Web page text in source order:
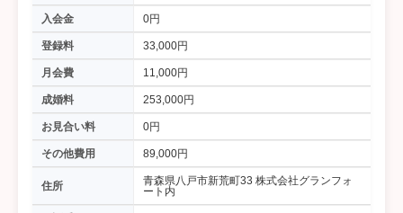
入会金 0円
登録料 33,000円
月会費 11,000円
成婚料 253,000円
お見合い料 0円
その他費用 89,000円
住所
青森県八戸市新荒町33 株式会社グランフォ
ート内